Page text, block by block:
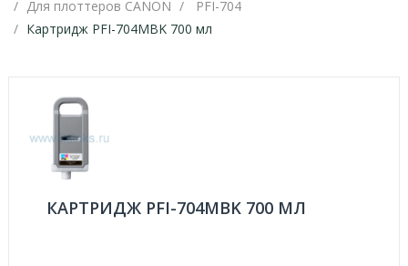
Для плоттеров CANON
PFI-704
Картридж PFI-704MBK 700 мл
КАРТРИДЖ PFI-704MBK 700 МЛ